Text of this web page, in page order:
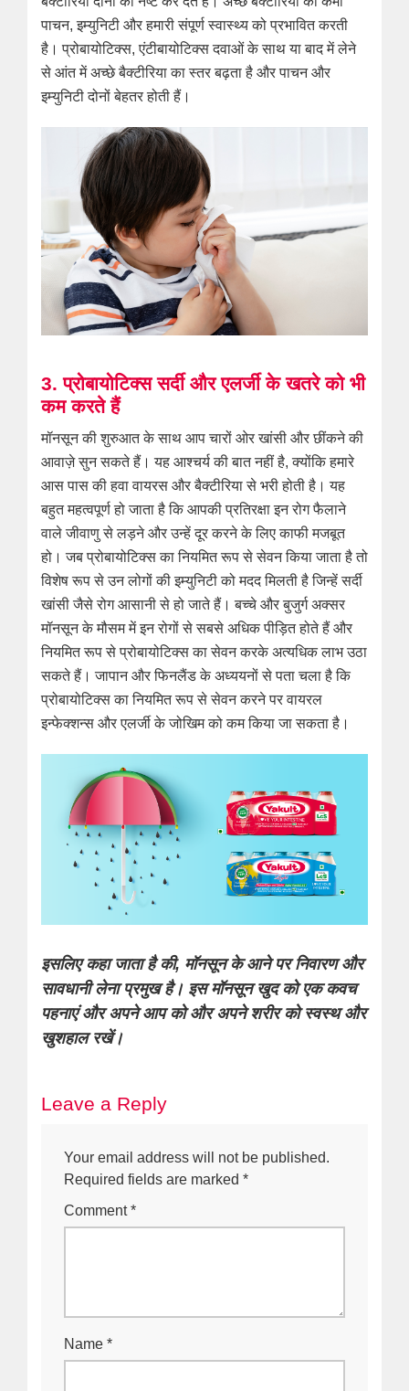
पाचन, इम्युनिटी और हमारी संपूर्ण स्वास्थ्य को प्रभावित करती
है। प्रोबायोटिक्स, एंटीबायोटिक्स दवाओं के साथ या बाद में लेने
से आंत में अच्छे बैक्टीरिया का स्तर बढ़ता है और पाचन और
इम्युनिटी दोनों बेहतर होती हैं।
3. प्रोबायोटिक्स सर्दी और एलर्जी के खतरे को भी
कम करते हैं
मॉनसून की शुरुआत के साथ आप चारों ओर खांसी और छींकने की
आवाज़े सुन सकते हैं। यह आश्चर्य की बात नहीं है, क्योंकि हमारे
आस पास की हवा वायरस और बैक्टीरिया से भरी होती है। यह
बहुत महत्वपूर्ण हो जाता है कि आपकी प्रतिरक्षा इन रोग फैलाने
वाले जीवाणु से लड़ने और उन्हें दूर करने के लिए काफी मजबूत
हो। जब प्रोबायोटिक्स का नियमित रूप से सेवन किया जाता है तो
विशेष रूप से उन लोगों की इम्युनिटी को मदद मिलती है जिन्हें सर्दी
खांसी जैसे रोग आसानी से हो जाते हैं। बच्चे और बुजुर्ग अक्सर
मॉनसून के मौसम में इन रोगों से सबसे अधिक पीड़ित होते हैं और
नियमित रूप से प्रोबायोटिक्स का सेवन करके अत्यधिक लाभ उठा
सकते हैं। जापान और फिनलैंड के अध्ययनों से पता चला है कि
प्रोबायोटिक्स का नियमित रूप से सेवन करने पर वायरल
इन्फेक्शन्स और एलर्जी के जोखिम को कम किया जा सकता है।
इसलिए कहा जाता है की, मॉनसून के आने पर निवारण और
सावधानी लेना प्रमुख है। इस मॉनसून खुद को एक कवच
पहनाएं और अपने आप को और अपने शरीर को स्वस्थ और
खुशहाल रखें।
Leave a Reply
Your email address will not be published.
Required fields are marked *
Comment*
Name *